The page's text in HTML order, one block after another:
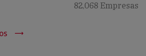
82,068 Empresas